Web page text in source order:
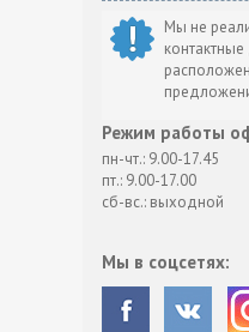
Мы не
Режим работы
пн-чт.: 9.00-17.45
пт.: 9.00-17.00
сб-вс.: выходной
Мы в соцсетях: